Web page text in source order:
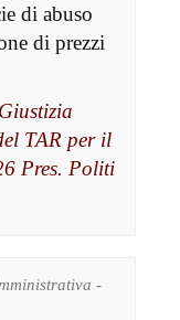
di abuso
di prezzi
TAR per il
Pres. Politi
-